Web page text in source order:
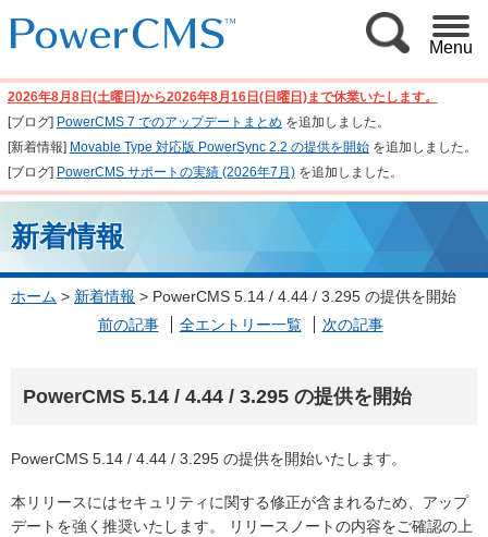
Menu
2026年8月8日(土曜日)から2026年8月16日(日曜日)まで休業いたします。
[ブログ] PowerCMS 7 でのアップデートまとめ を追加しました。
[新着情報] Movable Type 対応版 PowerSync 2.2 の提供を開始を追加しました。
[ブログ] PowerCMS サポートの実績 (2026年7月)を追加しました。
新着情報
ホーム > 新着情報 > PowerCMS 5.14 / 4.44 / 3.295 の提供を開始
前の記事
全エントリー一覧 次の記事
PowerCMS 5.14 / 4.44 / 3.295 の提供を開始
PowerCMS 5.14 / 4.44 / 3.295 の提供を開始いたします。
本リリースにはセキュリティに関する修正が含まれるため、アップ
デートを強く推奨いたします。 リリースノートの内容をご確認の上